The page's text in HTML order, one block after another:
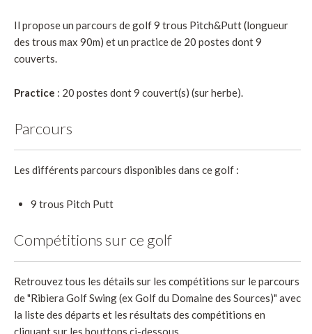
Il propose un parcours de golf 9 trous Pitch&Putt (longueur
des trous max 90m) et un practice de 20 postes dont 9
couverts.
Practice : 20 postes dont 9 couvert(s) (sur herbe).
Parcours
Les différents parcours disponibles dans ce golf :
9 trous Pitch Putt
Compétitions sur ce golf
Retrouvez tous les détails sur les compétitions sur le parcours
de "Ribiera Golf Swing (ex Golf du Domaine des Sources)" avec
la liste des départs et les résultats des compétitions en
cliquant sur les bouttons ci-dessous.